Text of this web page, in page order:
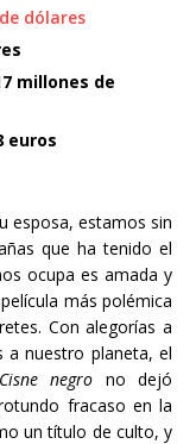
dólares
millones de
euros
esposa, estamos sin
que ha tenido el
ocupa es amada y
más polémica
Con alegorías a
a nuestro planeta, el
Cisne negro no dejó
fracaso en la
un título de culto, y